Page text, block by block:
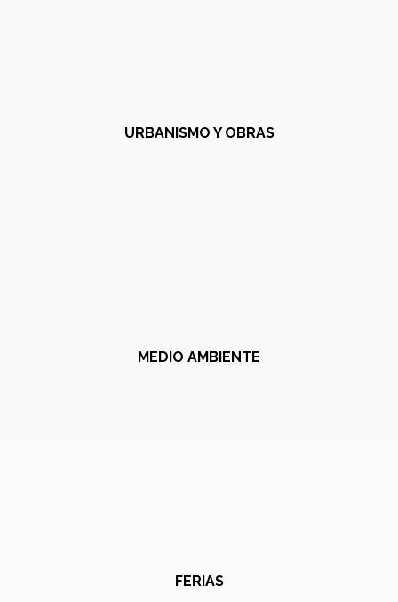
URBANISMO Y OBRAS
MEDIO AMBIENTE
FERIAS